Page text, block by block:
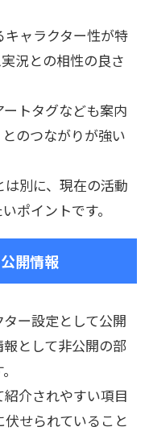
ャラクター性が特
況との相性の良さ
トタグなども案内
のつながりが強い
別に、現在の活動
ポイントです。
開情報
ー設定として公開
として非公開の部
介されやすい項目
せられていること